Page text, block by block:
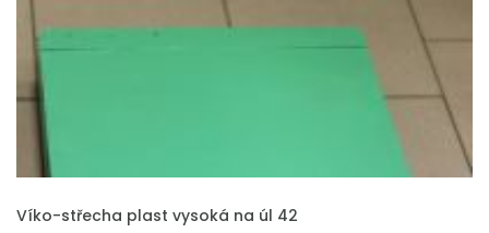
VLOŽIT DO KOŠÍKU
Víko-střecha plast vysoká na úl 42